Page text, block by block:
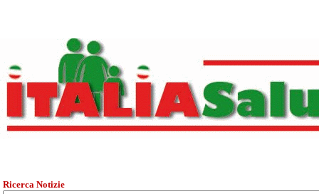
Ricerca Notizie